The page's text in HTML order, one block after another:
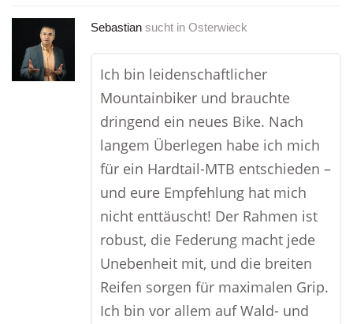
Sebastian sucht in Osterwieck
Ich bin leidenschaftlicher
Mountainbiker und brauchte
dringend ein neues Bike. Nach
langem Überlegen habe ich mich
für ein Hardtail-MTB entschieden –
und eure Empfehlung hat mich
nicht enttäuscht! Der Rahmen ist
robust, die Federung macht jede
Unebenheit mit, und die breiten
Reifen sorgen für maximalen Grip.
Ich bin vor allem auf Wald- und